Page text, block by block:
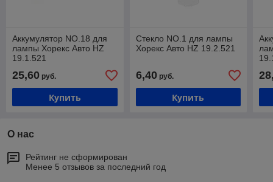
Аккумулятор NO.18 для
лампы Хорекс Авто HZ
19.1.521
25,60 руб.
Купить
Стекло NO.1 для лампы
Хорекс Авто HZ 19.2.521
6,40руб.
Купить
О нас
Рейтинг не сформирован
Менее 5 отзывов за последний год